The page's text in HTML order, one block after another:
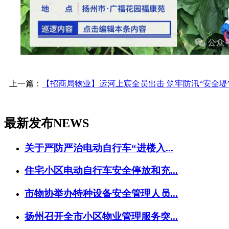
上一篇： 【招商局物业】运河上宸全员出击 筑牢防汛“安全堤
最新发布NEWS
关于严防严治电动自行车“进楼入...
住宅小区电动自行车安全停放和充...
市物协举办特种设备安全管理人员...
扬州召开全市小区物业管理服务突...